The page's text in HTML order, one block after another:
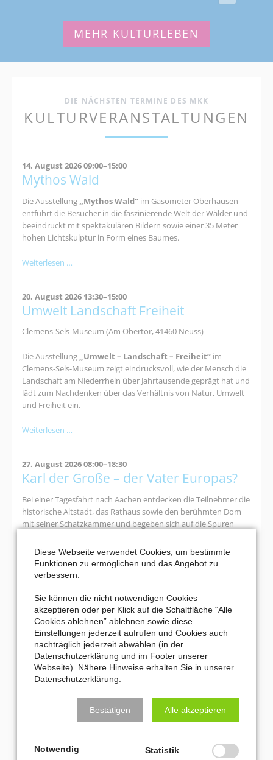
MEHR KULTURLEBEN
DIE NÄCHSTEN TERMINE DES MKK
KULTURVERANSTALTUNGEN
14. August 2026 09:00–15:00
Mythos Wald
Die Ausstellung „Mythos Wald“im Gasometer Oberhausen
entführt die Besucher in die faszinierende Welt der Wälder und
beeindruckt mit spektakulären Bildern sowie einer 35 Meter
hohen Lichtskulptur in Form eines Baumes.
Weiterlesen …
20. August 2026 13:30–15:00
Umwelt Landschaft Freiheit
Clemens-Sels-Museum (Am Obertor, 41460 Neuss)
Die Ausstellung „Umwelt – Landschaft – Freiheit“im
Clemens-Sels-Museum zeigt eindrucksvoll, wie der Mensch die
Landschaft am Niederrhein über Jahrtausende geprägt hat und
lädt zum Nachdenken über das Verhältnis von Natur, Umwelt
und Freiheit ein.
Weiterlesen …Umwelt
27. August 2026 08:00–18:30
Karl der Große – der Vater Europas?
Bei einer Tagesfahrt nach Aachen entdecken die Teilnehmer die
historische Altstadt, das Rathaus sowie den berühmten Dom
mit seiner Schatzkammer und begeben sich auf die Spuren
Weiterlesen …Karl
der
–
der
Vater
Europas?
30. August 2026 17:00–19:00
“ZEIT” – die große Unbekannte
Versöhnungskirche Strümp (Mönkesweg 22, 40670 Meerbusch)
In einer gemeinsamen Veranstaltung des Meerbuscher
Kulturkreises und der Evangelischen Kirchengemeinde Lank
nähern sich Texte, Musik und Gespräche dem faszinierenden
“ZEIT”
große
Seite 1 von 7
Diese Webseite verwendet Cookies, um bestimmte
Funktionen zu ermöglichen und das Angebot zu
verbessern.
Sie können die nicht notwendigen Cookies
akzeptieren oder per Klick auf die Schaltfläche “Alle
Cookies ablehnen” ablehnen sowie diese
Einstellungen jederzeit aufrufen und Cookies auch
nachträglich jederzeit abwählen (in der
Datenschutzerklärung und im Footer unserer
Webseite). Nähere Hinweise erhalten Sie in unserer
Datenschutzerklärung.
Bestätigen Alle akzeptieren
Notwendig Statistik